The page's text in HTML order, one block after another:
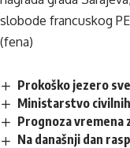
slobode francuskog
(fena)
Prokoško jezero
Ministarstvo
Prognoza vremena
Na današnji dan